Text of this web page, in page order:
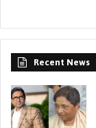
Recent News